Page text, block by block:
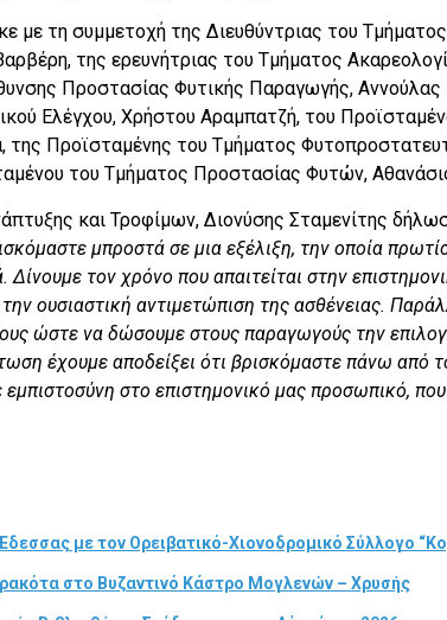
με τη συμμετοχή της Διευθύντριας του
της ερευνήτριας του Τμήματος
Προστασίας Φυτικής Παραγωγής,
Ελέγχου, Χρήστου Αραμπατζή, του
της Προϊσταμένης του Τμήματος
του Τμήματος Προστασίας Φυτών,
και Τροφίμων, Διονύσης Σταμενίτης
μπροστά σε μια εξέλιξη, την οποία
Δίνουμε τον χρόνο που απαιτείται στην
την ουσιαστική αντιμετώπιση της ασθένειας.
ώστε να δώσουμε στους παραγωγούς την
έχουμε αποδείξει ότι βρισκόμαστε πάνω από
στο επιστημονικό μας προσωπικό,
με τον Ορειβατικό-Χιονοδρομικό Σύλλογο
στο Βυζαντινό Κάστρο Μογλενών – Χρυσής